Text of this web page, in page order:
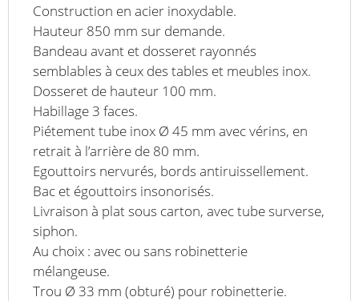
Construction en acier inoxydable.
Hauteur 850 mm sur demande.
Bandeau avant et dosseret rayonnés
semblables à ceux des tables et meubles inox.
Dosseret de hauteur 100 mm.
Habillage 3 faces.
Piétement tube inox Ø 45 mm avec vérins, en
retrait à l’arrière de 80 mm.
Egouttoirs nervurés, bords antiruissellement.
Bac et égouttoirs insonorisés.
Livraison à plat sous carton, avec tube surverse,
siphon.
Au choix : avec ou sans robinetterie
mélangeuse.
Trou Ø 33 mm (obturé) pour robinetterie.